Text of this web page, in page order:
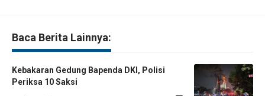
Baca Berita Lainnya:
Kebakaran Gedung Bapenda DKI, Polisi
Periksa 10 Saksi